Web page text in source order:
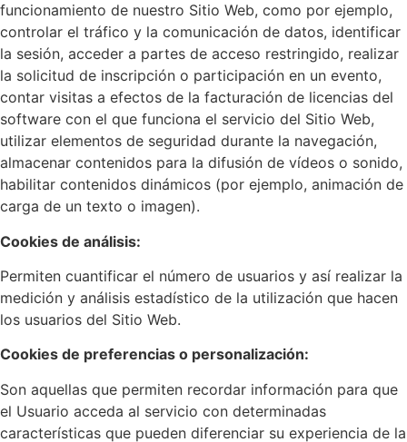
funcionamiento de nuestro Sitio Web, como por ejemplo,
controlar el tráfico y la comunicación de datos, identificar
la sesión, acceder a partes de acceso restringido, realizar
la solicitud de inscripción o participación en un evento,
contar visitas a efectos de la facturación de licencias del
software con el que funciona el servicio del Sitio Web,
utilizar elementos de seguridad durante la navegación,
almacenar contenidos para la difusión de vídeos o sonido,
habilitar contenidos dinámicos (por ejemplo, animación de
carga de un texto o imagen).
Cookies de análisis:
Permiten cuantificar el número de usuarios y así realizar la
medición y análisis estadístico de la utilización que hacen
los usuarios del Sitio Web.
Cookies de preferencias o personalización:
Son aquellas que permiten recordar información para que
el Usuario acceda al servicio con determinadas
características que pueden diferenciar su experiencia de la